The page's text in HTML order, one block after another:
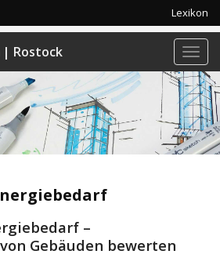
Lexikon
Rostock
–
Gebäuden bewerten